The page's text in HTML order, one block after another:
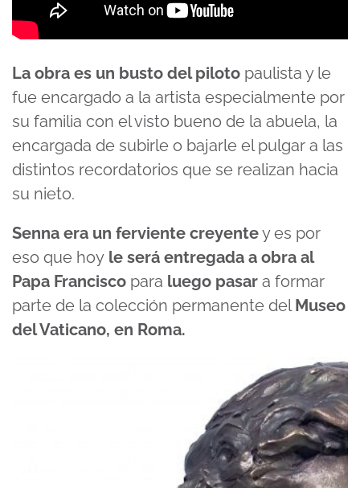
La obra es un busto del piloto paulista y le
fue encargado a la artista especialmente por
su familia con el visto bueno de la abuela, la
encargada de subirle o bajarle el pulgar a las
distintos recordatorios que se realizan hacia
su nieto.
Senna era un ferviente creyentey es por
eso que hoy le será entregada a obra al
Papa Francisco para luego pasar a formar
parte de la colección permanente delMuseo
del Vaticano, en Roma.